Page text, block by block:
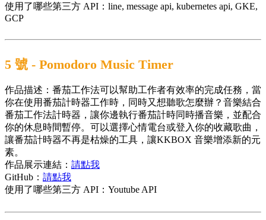
使用了哪些第三方 API： line, message api, kubernetes api, GKE,
GCP
5 號 - Pomodoro Music Timer
作品描述：番茄工作法可以幫助工作者有效率的完成任務，當
你在使用番茄計時器工作時，同時又想聽歌怎麼辦？音樂結合
番茄工作法計時器，讓你邊執行番茄計時同時播音樂，並配合
你的休息時間暫停。可以選擇心情電台或登入你的收藏歌曲，
讓番茄計時器不再是枯燥的工具，讓KKBOX 音樂增添新的元
素。
作品展示連結： 請點我
GitHub： 請點我
使用了哪些第三方 API：Youtube API